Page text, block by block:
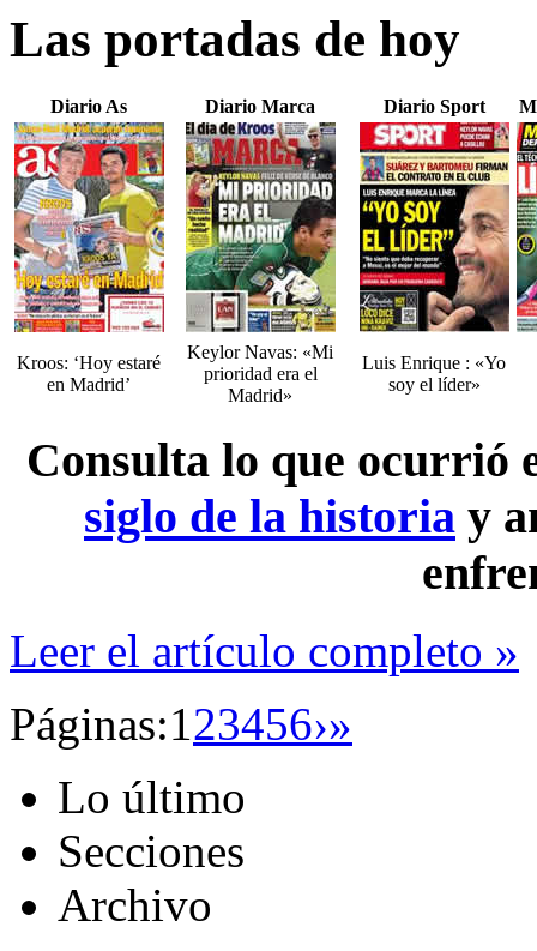
Las portadas de hoy
Diario As Diario Marca Diario Sport
Kroos: ‘Hoy estaré
en Madrid’
Keylor Navas: «Mi
prioridad era el
Madrid»
Luis Enrique : «Yo
soy el líder»
Consulta lo que ocurrió
siglo de la historia y
Leer el artículo completo »
Páginas:123456›»
Lo último
Secciones
Archivo